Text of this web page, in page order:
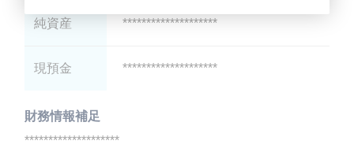
純資産 ********************
現預金 ********************
財務情報補足
********************